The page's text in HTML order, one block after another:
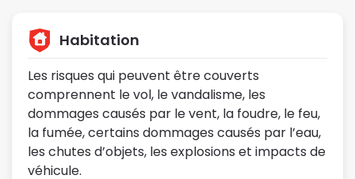
Habitation
Les risques qui peuvent être couverts
comprennent le vol, le vandalisme, les
dommages causés par le vent, la foudre, le feu,
la fumée, certains dommages causés par l’eau,
les chutes d’objets, les explosions et impacts de
véhicule.